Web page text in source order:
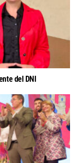
del DNI